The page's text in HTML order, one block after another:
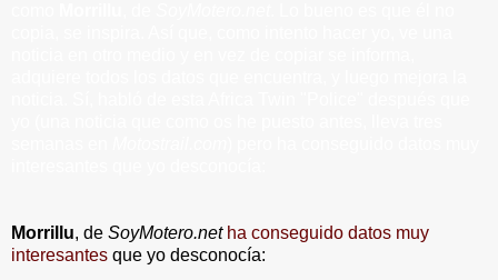
Morrillu, de SoyMotero.net ha conseguido datos muy
interesantes que yo desconocía: